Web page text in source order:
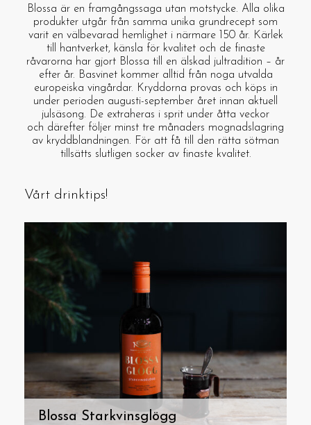
Vårt drinktips!
Blossa Starkvinsglögg
Blossa är en framgångssaga utan motstycke. Alla olika
produkter utgår från samma unika grundrecept som
varit en välbevarad hemlighet i närmare 150 år. Kärlek
till hantverket, känsla för kvalitet och de finaste
råvarorna har gjort Blossa till en älskad jultradition – år
efter år. Basvinet kommer alltid från noga utvalda
europeiska vingårdar. Kryddorna provas och köps in
under perioden augusti-september året innan aktuell
julsäsong. De extraheras i sprit under åtta veckor
och därefter följer minst tre månaders mognadslagring
av kryddblandningen. För att få till den rätta sötman
tillsätts slutligen socker av finaste kvalitet.